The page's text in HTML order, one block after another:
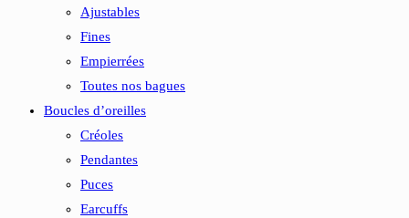
Ajustables
Fines
Empierrées
Toutes nos bagues
Boucles d’oreilles
Créoles
Pendantes
Puces
Earcuffs